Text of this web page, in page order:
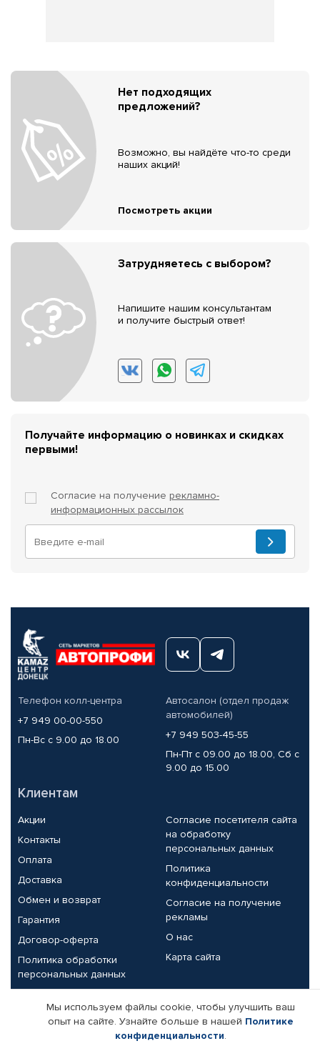
Нет подходящих
предложений?
Возможно, вы найдёте что-то среди
наших акций!
Посмотреть акции
Затрудняетесь с выбором?
Напишите нашим консультантам
и получите быстрый ответ!
Получайте информацию о новинках и скидках
первыми!
Согласие на получение рекламно-
информационных рассылок
Телефон колл-центра
+7 949 00-00-550
Пн-Вс с 9.00 до 18.00
Автосалон (отдел продаж
автомобилей)
+7 949 503-45-55
Пн-Пт с 09.00 до 18.00, Сб с
9.00 до 15.00
Клиентам
Акции
Контакты
Оплата
Доставка
Обмен и возврат
Гарантия
Договор-оферта
Политика обработки
персональных данных
Согласие посетителя сайта
на обработку
персональных данных
Политика
конфиденциальности
Согласие на получение
рекламы
О нас
Карта сайта
Партнерам
Корпоративным клиентам
Реквизиты компании
Мы используем файлы cookie, чтобы улучшить ваш
опыт на сайте. Узнайте больше в нашей Политике
конфиденциальности.